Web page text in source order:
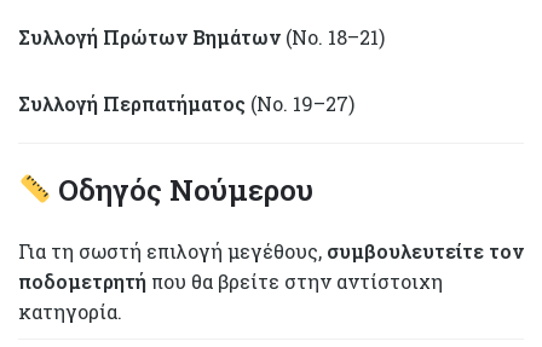
Συλλογή Πρώτων Βημάτων (Νο. 18–21)
Συλλογή Περπατήματος (Νο. 19–27)
Οδηγός Νούμερου
Για τη σωστή επιλογή μεγέθους, συμβουλευτείτε τον
ποδομετρητή που θα βρείτε στην αντίστοιχη
κατηγορία.